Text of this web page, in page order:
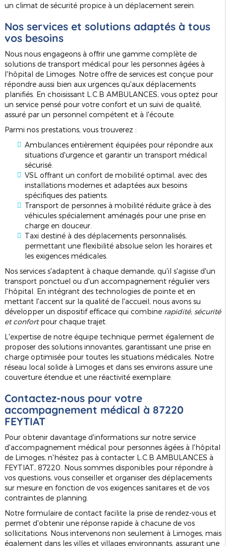
un climat de sécurité propice à un déplacement serein.
Nos services et solutions adaptés à tous
vos besoins
Nous nous engageons à offrir une gamme complète de
solutions de transport médical pour les personnes âgées à
l'hôpital de Limoges. Notre offre de services est conçue pour
répondre aussi bien aux urgences qu'aux déplacements
planifiés. En choisissant L.C.B AMBULANCES, vous optez pour
un service pensé pour votre confort et un suivi de qualité,
assuré par un personnel compétent et à l'écoute.
Parmi nos prestations, vous trouverez :
Ambulances entièrement équipées pour répondre aux
situations d'urgence et garantir un transport médical
sécurisé.
VSL offrant un confort de mobilité optimal, avec des
installations modernes et adaptées aux besoins
spécifiques des patients.
Transport de personnes à mobilité réduite grâce à des
véhicules spécialement aménagés pour une prise en
charge en douceur.
Taxi destiné à des déplacements personnalisés,
permettant une flexibilité absolue selon les horaires et
les exigences médicales.
Nos services s'adaptent à chaque demande, qu'il s'agisse d'un
transport ponctuel ou d'un accompagnement régulier vers
l'hôpital. En intégrant des technologies de pointe et en
mettant l'accent sur la qualité de l'accueil, nous avons su
développer un dispositif efficace qui combine rapidité, sécurité
et confortpour chaque trajet.
L'expertise de notre équipe technique permet également de
proposer des solutions innovantes, garantissant une prise en
charge optimisée pour toutes les situations médicales. Notre
réseau local solide à Limoges et dans ses environs assure une
couverture étendue et une réactivité exemplaire.
Contactez-nous pour votre
accompagnement médical à 87220
FEYTIAT
Pour obtenir davantage d'informations sur notre service
d'accompagnement médical pour personnes âgées à l'hôpital
de Limoges, n'hésitez pas à contacter L.C.B AMBULANCES à
FEYTIAT, 87220. Nous sommes disponibles pour répondre à
vos questions, vous conseiller et organiser des déplacements
sur mesure en fonction de vos exigences sanitaires et de vos
contraintes de planning.
Notre formulaire de contact facilite la prise de rendez-vous et
permet d'obtenir une réponse rapide à chacune de vos
sollicitations. Nous intervenons non seulement à Limoges, mais
également dans les villes et villages environnants, assurant une